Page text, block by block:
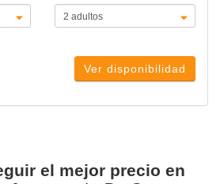
Ver disponibilidad
el mejor precio en